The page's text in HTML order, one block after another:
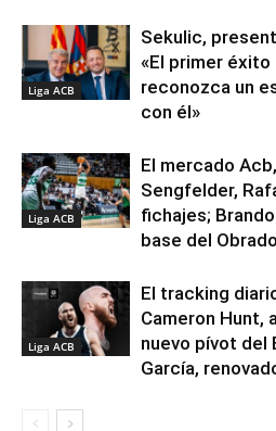
Liga ACB
Sekulic,
«El primer
reconozca un
con él»
Liga ACB
El mercado
Sengfelder,
fichajes;
base del
Liga ACB
El tracking
Cameron Hunt,
nuevo pívot del
García,